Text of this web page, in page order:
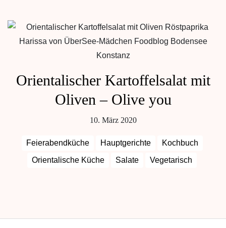
Orientalischer Kartoffelsalat mit
Oliven – Olive you
10. März 2020
Feierabendküche Hauptgerichte
Kochbuch
Orientalische Küche
Salate Vegetarisch